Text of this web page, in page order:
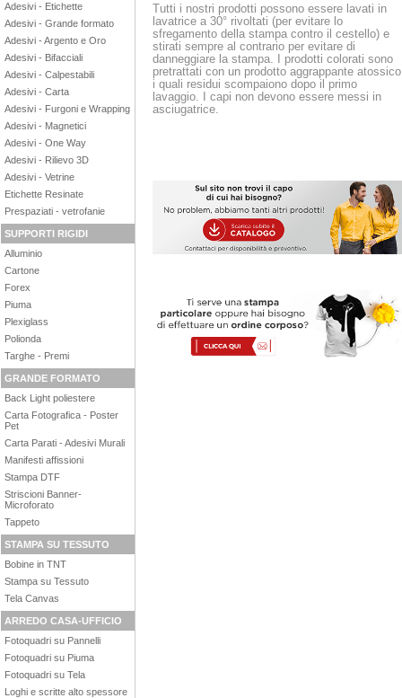
Adesivi - Etichette
Adesivi - Grande formato
Adesivi - Argento e Oro
Adesivi - Bifacciali
Adesivi - Calpestabili
Adesivi - Carta
Adesivi - Furgoni e Wrapping
Adesivi - Magnetici
Adesivi - One Way
Adesivi - Rilievo 3D
Adesivi - Vetrine
Etichette Resinate
Prespaziati - vetrofanie
SUPPORTI RIGIDI
Alluminio
Cartone
Forex
Piuma
Plexiglass
Polionda
Targhe - Premi
GRANDE FORMATO
Back Light poliestere
Carta Fotografica - Poster
Pet
Carta Parati - Adesivi Murali
Manifesti affissioni
Stampa DTF
Striscioni Banner-
Microforato
Tappeto
STAMPA SU TESSUTO
Bobine in TNT
Stampa su Tessuto
Tela Canvas
ARREDO CASA-UFFICIO
Fotoquadri su Pannelli
Fotoquadri su Piuma
Fotoquadri su Tela
Loghi e scritte alto spessore
Tutti i nostri prodotti possono essere lavati in
lavatrice a 30° rivoltati (per evitare lo
sfregamento della stampa contro il cestello) e
stirati sempre al contrario per evitare di
danneggiare la stampa. I prodotti colorati sono
pretrattati con un prodotto aggrappante atossico
i quali residui scompaiono dopo il primo
lavaggio. I capi non devono essere messi in
asciugatrice.